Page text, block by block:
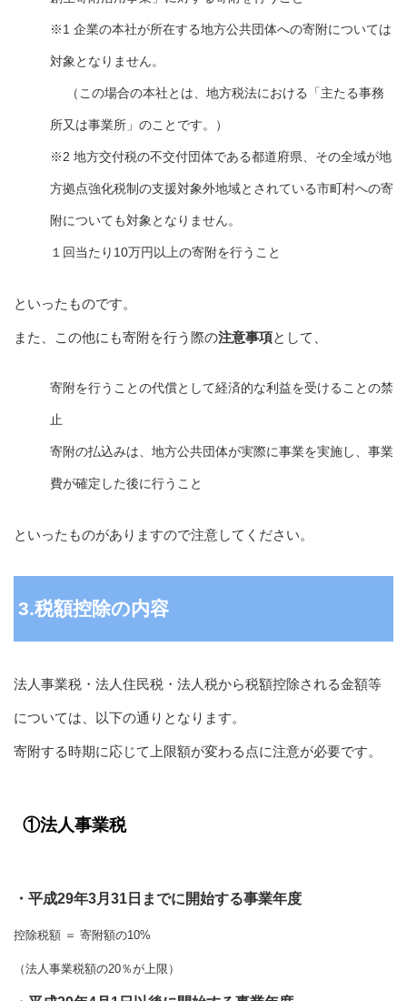
※1 企業の本社が所在する地方公共団体への寄附については
対象となりません。
（この場合の本社とは、地方税法における「主たる事務
所又は事業所」のことです。）
※2 地方交付税の不交付団体である都道府県、その全域が地
方拠点強化税制の支援対象外地域とされている市町村への寄
附についても対象となりません。
１回当たり10万円以上の寄附を行うこと
といったものです。
また、この他にも寄附を行う際の注意事項として、
寄附を行うことの代償として経済的な利益を受けることの禁
止
寄附の払込みは、地方公共団体が実際に事業を実施し、事業
費が確定した後に行うこと
といったものがありますので注意してください。
3.税額控除の内容
法人事業税・法人住民税・法人税から税額控除される金額等
については、以下の通りとなります。
寄附する時期に応じて上限額が変わる点に注意が必要です。
①法人事業税
・平成29年3月31日までに開始する事業年度
控除税額 ＝ 寄附額の10%
（法人事業税額の20％が上限）